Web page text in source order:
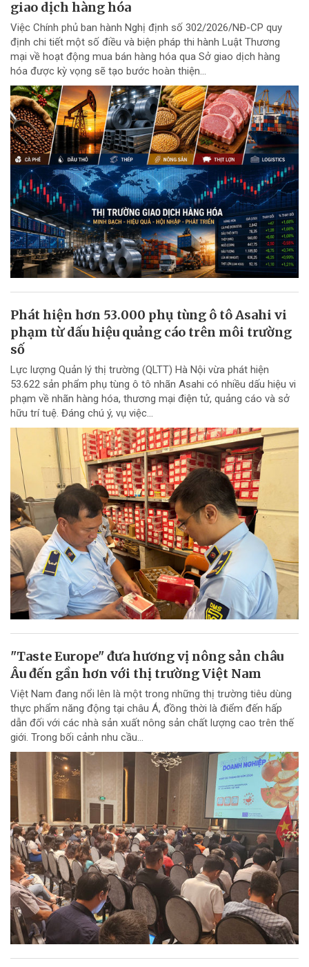
giao dịch hàng hóa
Việc Chính phủ ban hành Nghị định số 302/2026/NĐ-CP quy
định chi tiết một số điều và biện pháp thi hành Luật Thương
mại về hoạt động mua bán hàng hóa qua Sở giao dịch hàng
hóa được kỳ vọng sẽ tạo bước hoàn thiện...
Phát hiện hơn 53.000 phụ tùng ô tô Asahi vi
phạm từ dấu hiệu quảng cáo trên môi trường
số
Lực lượng Quản lý thị trường (QLTT) Hà Nội vừa phát hiện
53.622 sản phẩm phụ tùng ô tô nhãn Asahi có nhiều dấu hiệu vi
phạm về nhãn hàng hóa, thương mại điện tử, quảng cáo và sở
hữu trí tuệ. Đáng chú ý, vụ việc...
"Taste Europe" đưa hương vị nông sản châu
Âu đến gần hơn với thị trường Việt Nam
Việt Nam đang nổi lên là một trong những thị trường tiêu dùng
thực phẩm năng động tại châu Á, đồng thời là điểm đến hấp
dẫn đối với các nhà sản xuất nông sản chất lượng cao trên thế
giới. Trong bối cảnh nhu cầu...